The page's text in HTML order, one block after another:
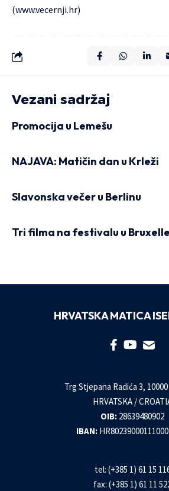
(www.vecernji.hr)
Vezani sadržaj
Promocija u Lemešu
NAJAVA: Matičin dan u Krleži
Slavonska večer u Berlinu
Tri filma na festivalu u
HRVATSKA MATICA
Trg Stjepana Radića 3,
HRVATSKA /
OIB: 28639480902
IBAN:
tel: (+385 1) 61 15
fax: (+385 1) 61 11